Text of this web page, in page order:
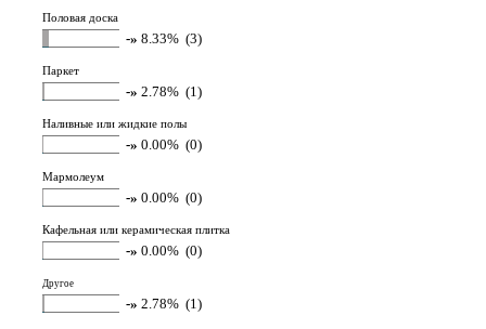
Половая доска
-» 8.33% (3)
Паркет
-» 2.78% (1)
Наливные или жидкие полы
-» 0.00% (0)
Мармолеум
-» 0.00% (0)
Кафельная или керамическая плитка
-» 0.00% (0)
Другое
-» 2.78% (1)